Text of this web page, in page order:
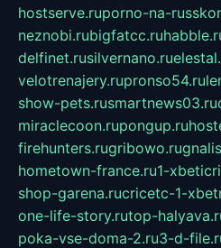
hostserve.ruporno-na-
neznobi.rubigfatcc.ru
delfinet.rusilvernano.ru
velotrenajery.rupronso54.ru
show-pets.rusmartnews03.ru
miraclecoon.rupongup.ru
firehunters.rugribowo.ru
hometown-france.ru1-
shop-garena.rucricetc-1-
one-life-story.rutop-
poka-vse-doma-2.ru3-d-